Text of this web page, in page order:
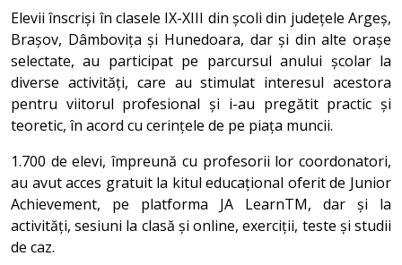
Elevii înscriși în clasele IX-XIII din școli din județele Argeș,
Brașov, Dâmbovița și Hunedoara, dar și din alte orașe
selectate, au participat pe parcursul anului școlar la
diverse activități, care au stimulat interesul acestora
pentru viitorul profesional și i-au pregătit practic și
teoretic, în acord cu cerințele de pe piața muncii.
1.700 de elevi, împreună cu profesorii lor coordonatori,
au avut acces gratuit la kitul educațional oferit de Junior
Achievement, pe platforma JA LearnTM, dar și la
activități, sesiuni la clasă și online, exerciții, teste și studii
de caz.